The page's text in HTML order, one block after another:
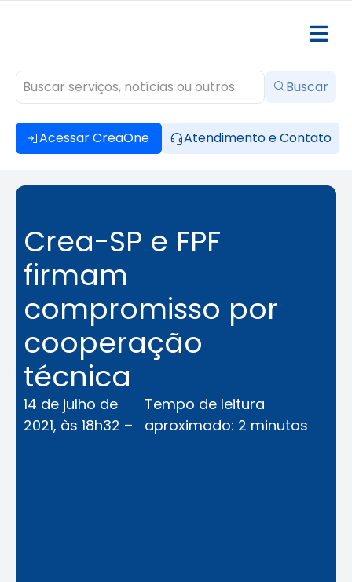
Acessar CreaOne Atendimento e Contato
Buscar
Crea-SP e FPF
firmam
compromisso por
cooperação
técnica
14 de julho de
2021, às 18h32 –
Tempo de leitura
aproximado: 2 minutos